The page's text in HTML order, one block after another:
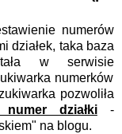
numerów
działek, taka baza
w serwisie
numerków
pozwoliła
działki-
na blogu.